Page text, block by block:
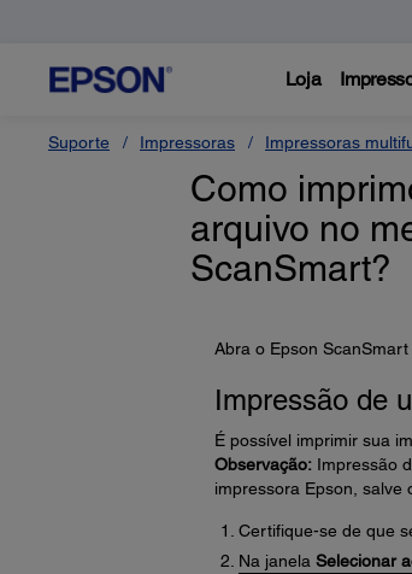
Loja
Suporte Impressoras Impressoras
Como
arquivo no
ScanSmart?
Abra o Epson
Impressão de
É possível imprimir sua
Observação:Impressão
impressora Epson, salve
Certifique-se de que
Na janela Selecionar